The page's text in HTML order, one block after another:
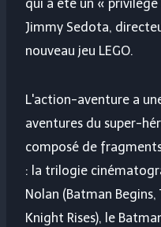
qui a été un «
Jimmy Sedota,
nouveau jeu LEGO.
L'action-aventure a
aventures du super-
composé de
: la trilogie
Nolan (Batman
Knight Rises), le